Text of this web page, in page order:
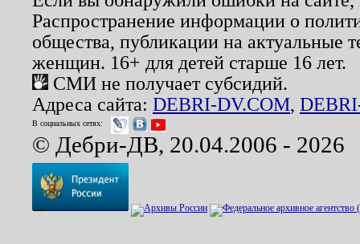
Распространение информации о
общества, публикации на актуальные
женщин. 16+ для детей старше 16 лет.
СМИ не получает субсидий.
Адреса сайта: DEBRI-DV.COM,
В социальных сетях:
© Дебри-ДВ, 20.04.2006 - 2026